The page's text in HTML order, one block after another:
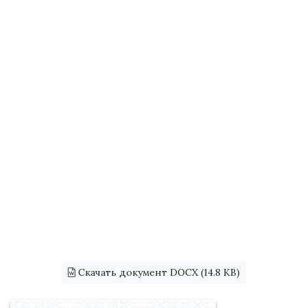
Скачать документ DOCX (14.8 KB)